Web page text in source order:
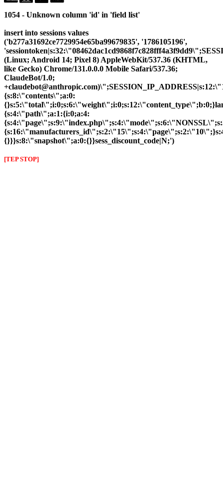
1054 - Unknown column 'id' in 'field list'
insert into sessions values
('b277a31692ce7729954e65ba99679835', '1786105196',
(Linux; Android 14; Pixel 8) AppleWebKit/537.36 (KHTML,
like Gecko) Chrome/131.0.0.0 Mobile Safari/537.36;
ClaudeBot/1.0;
{s:8:\"contents\";a:0:
{s:4:\"path\";a:1:{i:0;a:4:
{}}}s:8:\"snapshot\";a:0:{}}sess_discount_code|N;')
[TEP STOP]